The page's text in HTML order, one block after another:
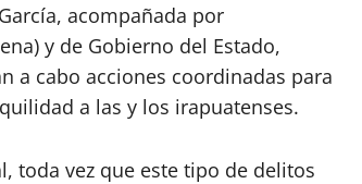
acompañada por
y de Gobierno del Estado,
a cabo acciones coordinadas para
a las y los irapuatenses.
toda vez que este tipo de delitos